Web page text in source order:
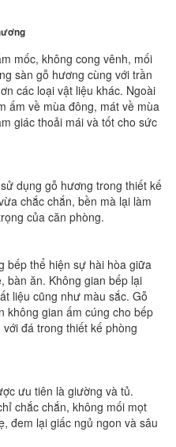
mốc, không cong vênh, mối
sàn gỗ hương cùng với trần
các loại vật liệu khác. Ngoài
ấm về mùa đông, mát về mùa
giác thoải mái và tốt cho sức
dụng gỗ hương trong thiết kế
chắc chắn, bền mà lại làm
của căn phòng.
bếp thể hiện sự hài hòa giữa
bàn ăn. Không gian bếp lại
liệu cũng như màu sắc. Gỗ
không gian ấm cúng cho bếp
đá trong thiết kế phòng
ưu tiên là giường và tủ.
chắc chắn, không mối mọt
đem lại giấc ngủ ngon và sâu